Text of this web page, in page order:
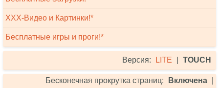
XXX-Видео и Картинки!*
Бесплатные игры и проги!*
Версия: LITE TOUCH
Бесконечная прокрутка страниц: Включена